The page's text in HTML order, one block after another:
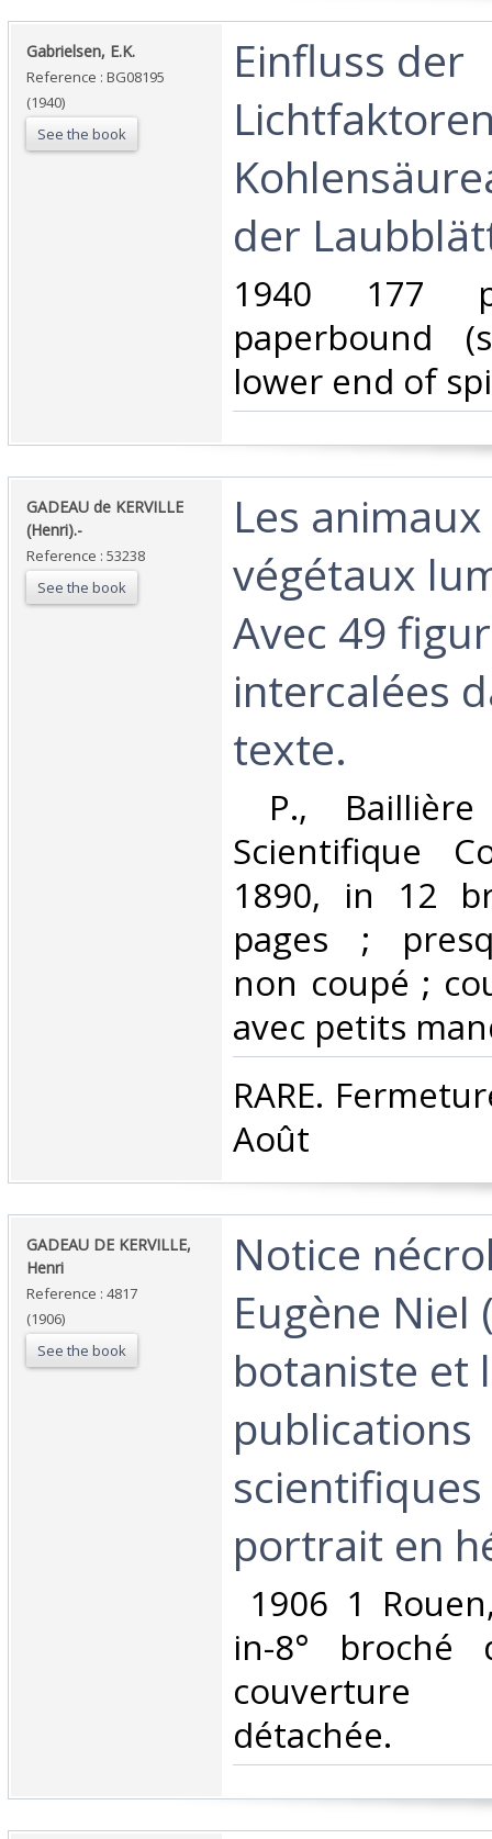
‎Gabrielsen, E.K.‎
Reference : BG08195
(1940)
See the book
‎Einfluss der
der
‎1940 177
paperbound
lower end of
‎GADEAU de KERVILLE
(Henri).-‎
Reference : 53238
See the book
‎Les
végétaux
Avec 49
intercalées
texte.‎
P., Baillière
Scientifique
1890, in 12
pages ;
non coupé ;
avec petits
‎RARE.
Août‎
‎GADEAU DE KERVILLE,
Henri‎
Reference : 4817
(1906)
See the book
‎Notice
Eugène Niel
botaniste et
publications
portrait en
1906 1
in-8° broché
détachée. ‎